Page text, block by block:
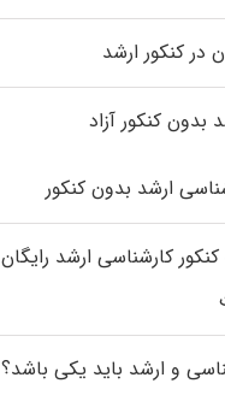
در کنکور ارشد
بدون کنکور آزاد
ارشد بدون کنکور
کنکور کارشناسی ارشد رایگان
و ارشد باید یکی باشد؟